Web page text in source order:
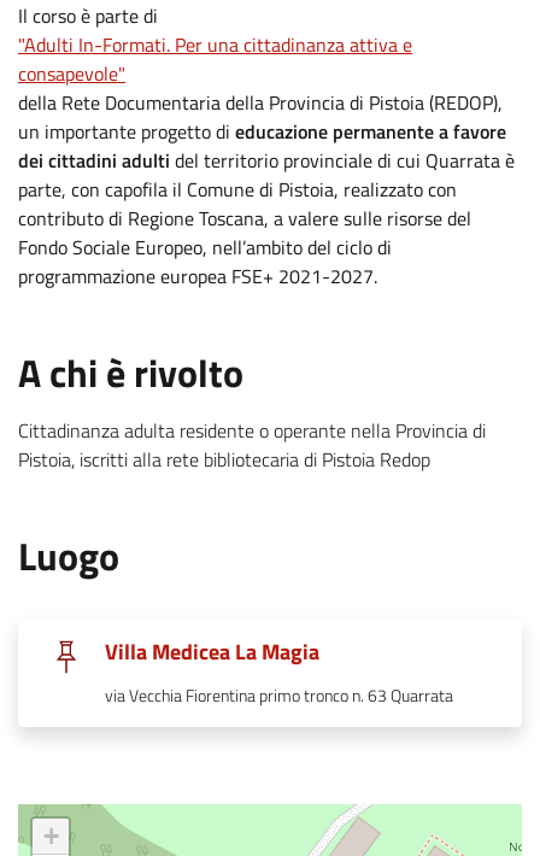
Il corso è parte di
"Adulti In-Formati. Per una cittadinanza attiva e
consapevole"
della Rete Documentaria della Provincia di Pistoia (REDOP),
un importante progetto di educazione permanente a favore
dei cittadini adulti del territorio provinciale di cui Quarrata è
parte, con capofila il Comune di Pistoia, realizzato con
contributo di Regione Toscana, a valere sulle risorse del
Fondo Sociale Europeo, nell’ambito del ciclo di
programmazione europea FSE+ 2021-2027.
A chi è rivolto
Cittadinanza adulta residente o operante nella Provincia di
Pistoia, iscritti alla rete bibliotecaria di Pistoia Redop
Luogo
Villa Medicea La Magia.
via Vecchia Fiorentina primo tronco n. 63 Quarrata.
+